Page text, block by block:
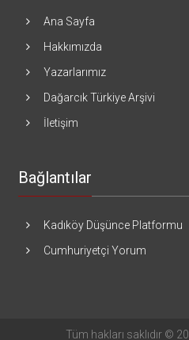
Ana Sayfa
Hakkımızda
Yazarlarımız
Dağarcık Türkiye Arşivi
İletişim
Bağlantılar
Kadıköy Düşünce Platformu
Cumhuriyetçi Yorum
Tüm hakları saklıdır ©